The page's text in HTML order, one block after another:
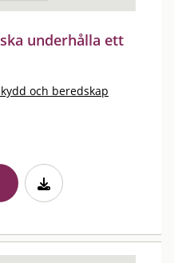
underhålla ett
och beredskap